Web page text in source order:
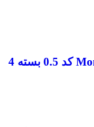
روان نویس کریتورز کلاس مدل Monet کد 0.5 بسته 4